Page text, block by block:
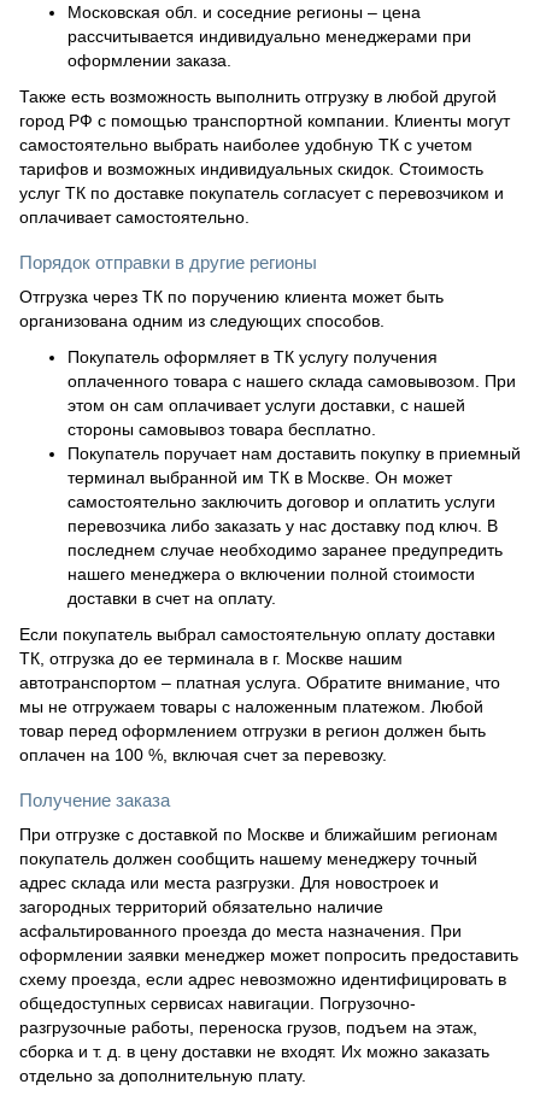
Московская обл. и соседние регионы – цена
рассчитывается индивидуально менеджерами при
оформлении заказа.
Также есть возможность выполнить отгрузку в любой другой
город РФ с помощью транспортной компании. Клиенты могут
самостоятельно выбрать наиболее удобную ТК с учетом
тарифов и возможных индивидуальных скидок. Стоимость
услуг ТК по доставке покупатель согласует с перевозчиком и
оплачивает самостоятельно.
Порядок отправки в другие регионы
Отгрузка через ТК по поручению клиента может быть
организована одним из следующих способов.
Покупатель оформляет в ТК услугу получения
оплаченного товара с нашего склада самовывозом. При
этом он сам оплачивает услуги доставки, с нашей
стороны самовывоз товара бесплатно.
Покупатель поручает нам доставить покупку в приемный
терминал выбранной им ТК в Москве. Он может
самостоятельно заключить договор и оплатить услуги
перевозчика либо заказать у нас доставку под ключ. В
последнем случае необходимо заранее предупредить
нашего менеджера о включении полной стоимости
доставки в счет на оплату.
Если покупатель выбрал самостоятельную оплату доставки
ТК, отгрузка до ее терминала в г. Москве нашим
автотранспортом – платная услуга. Обратите внимание, что
мы не отгружаем товары с наложенным платежом. Любой
товар перед оформлением отгрузки в регион должен быть
оплачен на 100 %, включая счет за перевозку.
Получение заказа
При отгрузке с доставкой по Москве и ближайшим регионам
покупатель должен сообщить нашему менеджеру точный
адрес склада или места разгрузки. Для новостроек и
загородных территорий обязательно наличие
асфальтированного проезда до места назначения. При
оформлении заявки менеджер может попросить предоставить
схему проезда, если адрес невозможно идентифицировать в
общедоступных сервисах навигации. Погрузочно-
разгрузочные работы, переноска грузов, подъем на этаж,
сборка и т. д. в цену доставки не входят. Их можно заказать
отдельно за дополнительную плату.